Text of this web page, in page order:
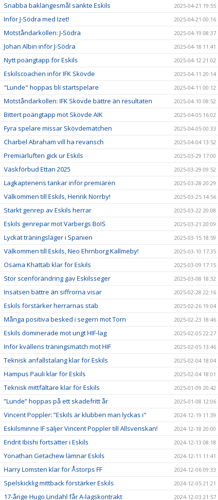
Snabba baklängesmål sänkte Eskils 2025-04-21 19:55
Inför J-Södra med Izet! 2025-04-21 00:16
Motståndarkollen: J-Södra 2025-04-19 08:37
Johan Albin inför J-Södra 2025-04-18 11:41
Nytt poängtapp för Eskils 2025-04-12 21:02
Eskilscoachen inför IFK Skövde 2025-04-11 20:14
"Lunde" hoppas bli startspelare 2025-04-11 00:12
Motståndarkollen: IFK Skövde bättre än resultaten 2025-04-10 08:52
Bittert poängtapp mot Skövde AIK 2025-04-05 16:02
Fyra spelare missar Skövdematchen 2025-04-05 00:33
Charbel Abraham vill ha revansch 2025-04-04 13:52
Premiärluften gick ur Eskils 2025-03-29 17:00
Väskförbud Ettan 2025 2025-03-29 09:52
Lagkaptenens tankar inför premiären 2025-03-28 20:29
Välkommen till Eskils, Henrik Norrby! 2025-03-25 14:56
Starkt genrep av Eskils herrar 2025-03-22 20:08
Eskils genrepar mot Varbergs BoIS 2025-03-21 20:09
Lyckat träningsläger i Spanien 2025-03-15 18:59
Välkommen till Eskils, Neo Ehrnborg Kallmeby! 2025-03-10 17:35
Osama Khattab klar för Eskils 2025-03-09 17:15
Stor scenförändring gav Eskilsseger 2025-03-08 18:32
Insatsen bättre än siffrorna visar 2025-02-28 22:16
Eskils förstärker herrarnas stab 2025-02-26 19:04
Många positiva besked i segern mot Torn 2025-02-23 18:46
Eskils dominerade mot ungt HIF-lag 2025-02-05 22:27
Inför kvällens träningsmatch mot HIF 2025-02-05 13:46
Teknisk anfallstalang klar för Eskils 2025-02-04 18:04
Hampus Pauli klar för Eskils 2025-02-04 18:01
Teknisk mittfältare klar för Eskils 2025-01-09 20:42
”Lunde” hoppas på ett skadefritt år 2025-01-08 12:06
Vincent Poppler: ”Eskils är klubben man lyckas i" 2024-12-19 11:39
Eskilsminne IF säljer Vincent Poppler till Allsvenskan! 2024-12-18 20:00
Endrit Ibishi fortsätter i Eskils 2024-12-13 08:18
Yonathan Getachew lämnar Eskils 2024-12-11 11:41
Harry Lomsten klar för Åstorps FF 2024-12-06 09:33
Spelskicklig mittback förstärker Eskils 2024-12-05 21:21
17-årige Hugo Lindahl får A-lagskontrakt 2024-12-03 21:57